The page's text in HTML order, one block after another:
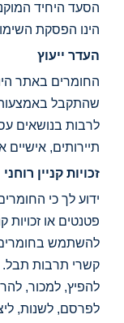
הסעד היחיד
הינו הפסקת
העדר ייעוץ
החומרים באתר
שהתקבל
לרבות בנושאים
תיירותים, אישיים
זכויות קניין רוחני
ידוע לך כי
פטנטים או זכויות
להשתמש
קשרי תרבות
להפיץ, למכור,
לפרסם, לשנות,